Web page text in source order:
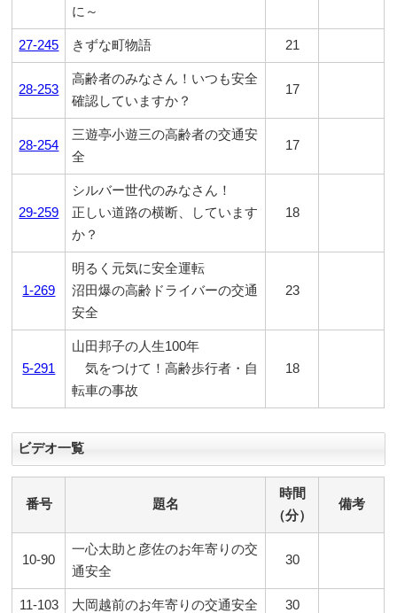
に～
27-245 きずな町物語 21
28-253
高齢者のみなさん！いつも安全
確認していますか？
17
28-254
三遊亭小遊三の高齢者の交通安
全
17
29-259
シルバー世代のみなさん！
正しい道路の横断、しています
か？
18
1-269
明るく元気に安全運転
沼田爆の高齢ドライバーの交通
安全
23
5-291
山田邦子の人生100年
気をつけて！高齢歩行者・自
転車の事故
18
ビデオ一覧
番号 題名
時間
（分）
備考
10-90
一心太助と彦佐のお年寄りの交
通安全
30
11-103 大岡越前のお年寄りの交通安全 30